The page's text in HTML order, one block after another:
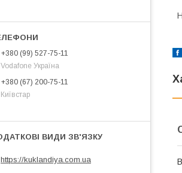
+380 (99) 527-75-11
Vodafone Україна
+380 (67) 200-75-11
Київстар
https://kuklandiya.com.ua